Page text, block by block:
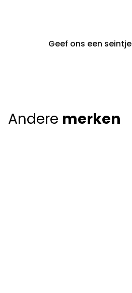
Geef ons een seintje
Andere merken